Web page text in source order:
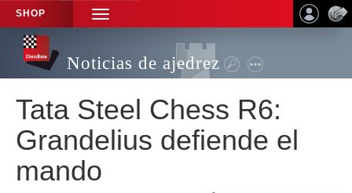
SHOP
TOGGLE
NAVIGATION
Noticias de ajedrez
Tata Steel Chess R6:
Grandelius defiende el
mando